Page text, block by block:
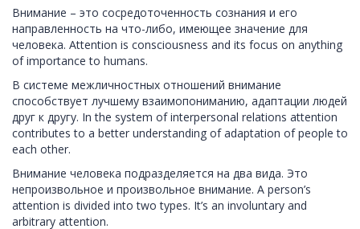
Внимание – это сосредоточенность сознания и его
направленность на что-либо, имеющее значение для
человека. Attention is consciousness and its focus on anything
of importance to humans.
В системе межличностных отношений внимание
способствует лучшему взаимопониманию, адаптации людей
друг к другу. In the system of interpersonal relations attention
contributes to a better understanding of adaptation of people to
each other.
Внимание человека подразделяется на два вида. Это
непроизвольное и произвольное внимание. A person’s
attention is divided into two types. It’s an involuntary and
arbitrary attention.